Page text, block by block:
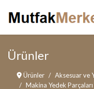
Ürünler
Ürünler
Aksesuar ve
Makina Yedek Parçaları